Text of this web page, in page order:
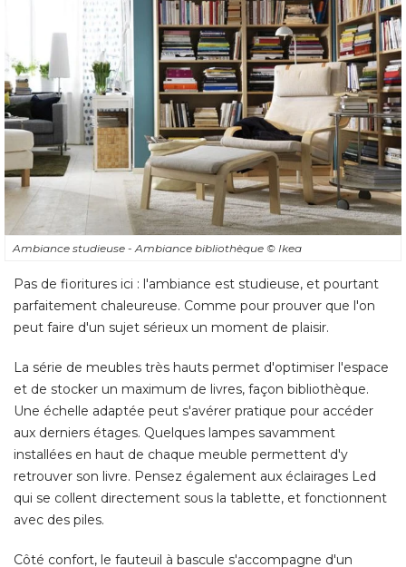
Ambiance studieuse - Ambiance bibliothèque© Ikea
Pas de fioritures ici : l'ambiance est studieuse, et pourtant
parfaitement chaleureuse. Comme pour prouver que l'on
peut faire d'un sujet sérieux un moment de plaisir.
La série de meubles très hauts permet d'optimiser l'espace
et de stocker un maximum de livres, façon bibliothèque.
Une échelle adaptée peut s'avérer pratique pour accéder
installées en haut de chaque meuble permettent d'y
retrouver son livre. Pensez également aux éclairages Led
qui se collent directement sous la tablette, et fonctionnent
avec des piles.
Côté confort, le fauteuil à bascule s'accompagne d'un
repose-pied et d'un repose-tête, un bonus de confort
lorsque la séance de lecture se prolonge. Une liseuse
chaleur. Le tout est proposé dans un style épuré, très